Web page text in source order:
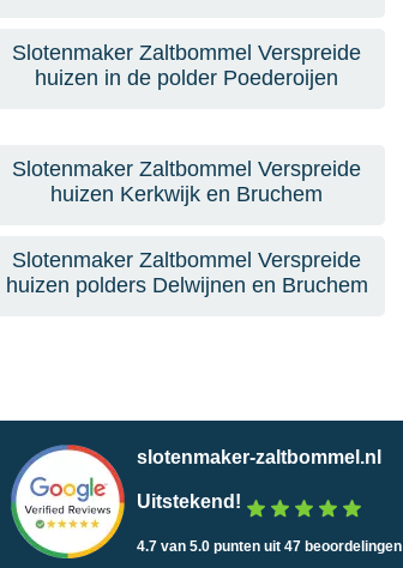
Slotenmaker Zaltbommel Verspreide
huizen in de polder Poederoijen
Slotenmaker Zaltbommel Verspreide
huizen Kerkwijk en Bruchem
Slotenmaker Zaltbommel Verspreide
huizen polders Delwijnen en Bruchem
slotenmaker-zaltbommel.nl
Uitstekend!
4.7 van 5.0 punten uit 47 beoordelingen